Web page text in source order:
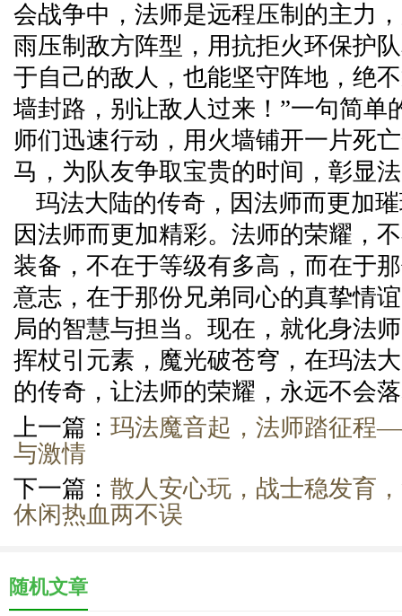
会战争中，法师是远程压制的主力
雨压制敌方阵型，用抗拒火环保护
于自己的敌人，也能坚守阵地，绝
墙封路，别让敌人过来！”一句简单
师们迅速行动，用火墙铺开一片死
马，为队友争取宝贵的时间，彰显
玛法大陆的传奇，因法师而更加
因法师而更加精彩。法师的荣耀，
装备，不在于等级有多高，而在于
意志，在于那份兄弟同心的真挚情
局的智慧与担当。现在，就化身法
挥杖引元素，魔光破苍穹，在玛法
的传奇，让法师的荣耀，永远不会
上一篇： 玛法魔音起，法师踏征程
与激情
下一篇： 散人安心玩，战士稳发育
休闲热血两不误
随机文章